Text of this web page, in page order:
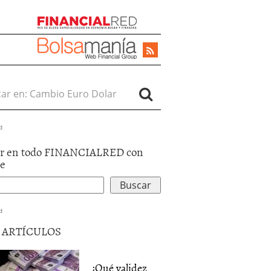
en:
en todo FINANCIALRED con
ARTÍCULOS
¿Qué validez